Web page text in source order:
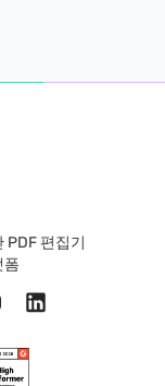
PDF 편집기
폼